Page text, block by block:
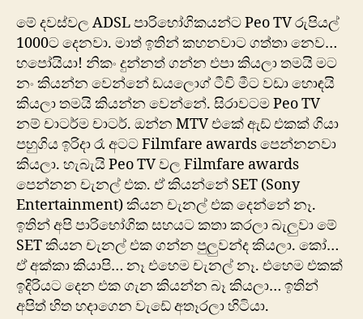
මේ දවස්වල ADSL පාරිභෝගිකයන්ට Peo TV රුපියල්
1000ට දෙනවා. මාත් ඉතින් කහනවාට ගත්තා නෙව…
හපෝයියා! නිකං දුන්නත් ගන්න එපා කියලා තමයි මට
නං කියන්න වෙන්නේ ඩයලොග් ටීවි ‍මීට වඩා හොඳයි
කියලා තමයි කියන්න වෙන්නේ. සිරාවටම Peo TV
නම් චාටර්ම චාටර්. ඔන්න MTV එකේ ඇඩ් එකක් ගියා
පහුගිය ඉරිදා රෑ අටට Filmfare awards පෙන්නනවා
කියලා. හැබැයි Peo TV වල Filmfare awards
පෙන්නන චැනල් එක. ඒ කියන්නේ SET (Sony
Entertainment) කියන චැනල් එක දෙන්නේ නෑ.
ඉතින් අපි පාරිභෝගික සහයට කතා කරලා බැලුවා මේ
SET කියන චැනල් එක ගන්න පුලුවන්ද කියලා. ‍කෝ…
ඒ අක්කා කියාපි… නෑ එහෙම චැනල් නෑ. එහෙම එකක්
ඉදිරියට දෙන එක ගැන කියන්න බෑ කියලා… ඉතින්
අපිත් හිත හදාගෙන වැඩේ අතෑරලා හිටියා.